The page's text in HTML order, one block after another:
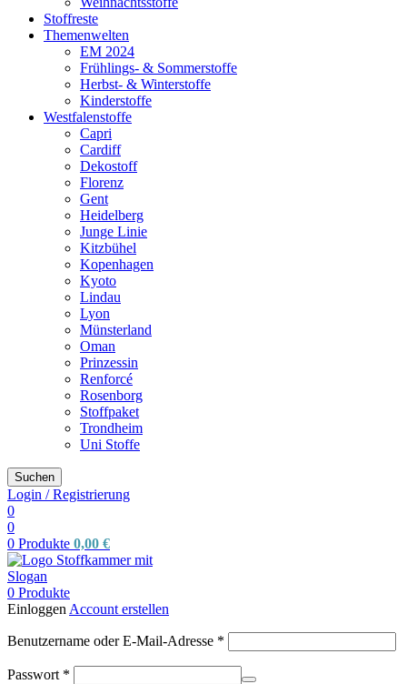
Stoffreste
Themenwelten
EM 2024
Frühlings- & Sommerstoffe
Herbst- & Winterstoffe
Kinderstoffe
Westfalenstoffe
Capri
Cardiff
Dekostoff
Florenz
Gent
Heidelberg
Junge Linie
Kitzbühel
Kopenhagen
Kyoto
Lindau
Lyon
Münsterland
Oman
Prinzessin
Renforcé
Rosenborg
Stoffpaket
Trondheim
Uni Stoffe
Suchen
Login / Registrierung
0
0
0 Produkte 0,00 €
0 Produkte
Einloggen Account erstellen
Benutzername oder E-Mail-Adresse *
Passwort *